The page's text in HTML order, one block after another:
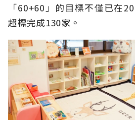
「60+60」的目標不僅已在
超標完成130家。